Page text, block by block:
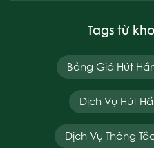
Tags từ
Bảng Giá Hút
Dịch Vụ Hút
Dịch Vụ Thông